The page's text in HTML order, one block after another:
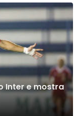
Inter e mostra